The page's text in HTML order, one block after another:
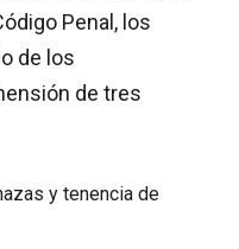
Penal, los
de los
de tres